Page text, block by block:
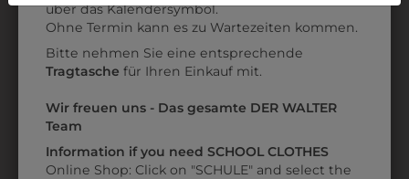
Datenschutzerklärungbzw. im
über das Kalendersymbol.
Ohne Termin kann es zu Wartezeiten kommen.
Bitte nehmen Sie eine entsprechende
Tragtasche für Ihren Einkauf mit.
Wir freuen uns - Das gesamte DER WALTER
Team
Information if you need SCHOOL CLOTHES
Online Shop: Click on "SCHULE" and select the